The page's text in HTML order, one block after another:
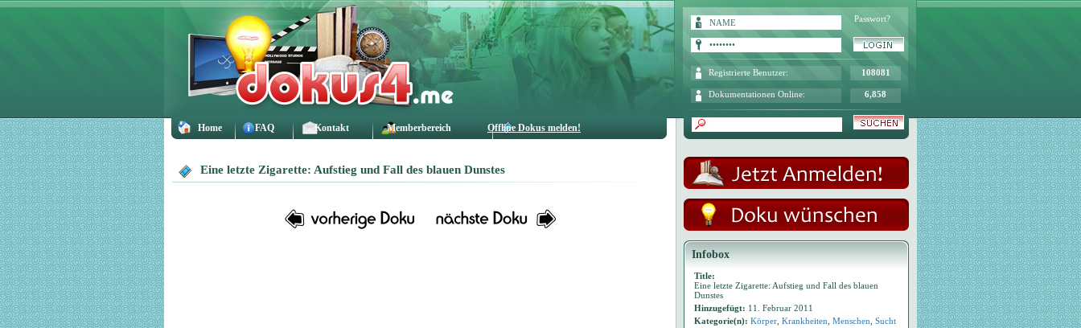
Home FAQ Kontakt Memberbereich Offline Dokus melden!
Passwort?
Registrierte Benutzer: 108081
Dokumentationen Online: 6,858
Eine letzte Zigarette: Aufstieg und Fall des blauen Dunstes
Infobox
Title:
Eine letzte Zigarette: Aufstieg und Fall des blauen
Dunstes
Hinzugefügt: 11. Februar 2011
Kategorie(n): Körper Krankheiten Menschen Sucht